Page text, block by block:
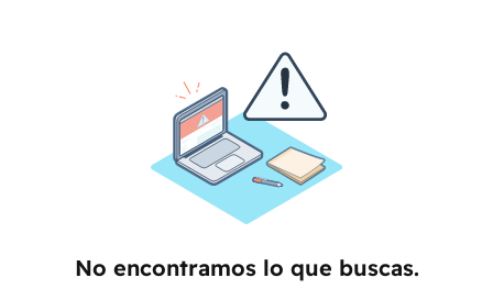
No encontramos lo que buscas.